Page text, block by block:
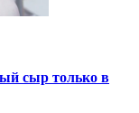
сыр только в